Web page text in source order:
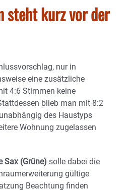
steht kurz vor der
nur in
eine zusätzliche
4:6 Stimmen keine
blieb man mit 8:2
des Haustyps
Wohnung zugelassen
Sax (Grüne) solle dabei die
gültige
Beachtung finden